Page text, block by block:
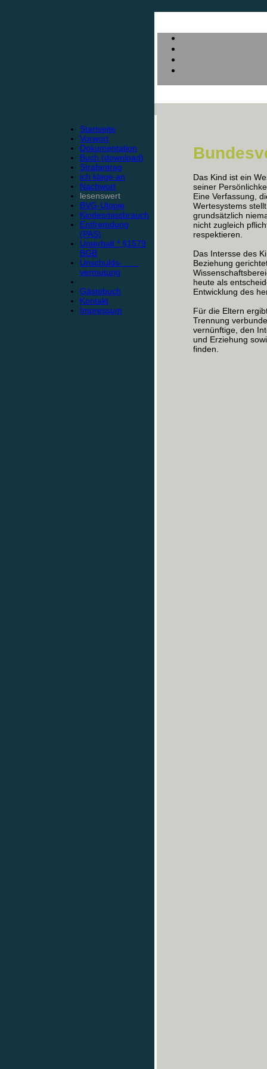
Startseite
Vorwort
Dokumentation
Buch (download)
Strafantrag
ich klage an
Nachwort
lesenswert
BVG-Utopie
Kindesmissbrauch
Entfremdung
(PAS)
Unterhalt * §1579
BGB
Unschulds-
vermutung
Gästebuch
Kontakt
Impressum
Das Kind ist ein
seiner
Eine Verfassung,
Wertesystems
grundsätzlich
nicht zugleich
respektieren.
Das Intersse des
Beziehung
heute als
Entwicklung des
Für die Eltern
Trennung
vernünftige, den
und Erziehung
finden.